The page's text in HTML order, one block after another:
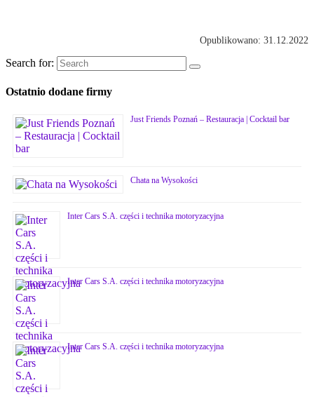
Opublikowano: 31.12.2022
Search for:
Ostatnio dodane firmy
Just Friends Poznań – Restauracja | Cocktail bar
Chata na Wysokości
Inter Cars S.A. części i technika motoryzacyjna
Inter Cars S.A. części i technika motoryzacyjna
Inter Cars S.A. części i technika motoryzacyjna